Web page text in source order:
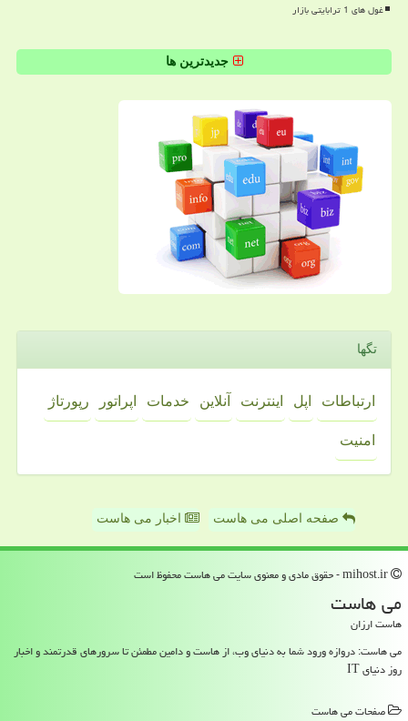
غول های 1 ترابایتی بازار
جدیدترین ها
تگها
ارتباطات اپل اینترنت آنلاین خدمات اپراتور رپورتاژ
امنیت
صفحه اصلی می هاست اخبار می هاست
می هاست
هاست ارزان
می هاست: دروازه ورود شما به دنیای وب، از هاست و دامین مطمئن تا سرورهای قدرتمند و اخبار
روز دنیای IT
صفحات می هاست